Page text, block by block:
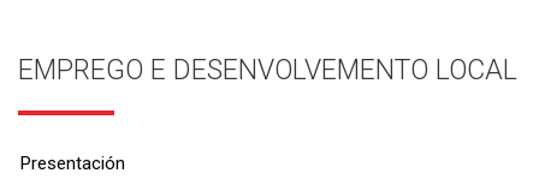
EMPREGO E DESENVOLVEMENTO LOCAL
Presentación